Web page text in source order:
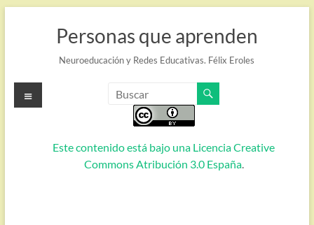
Personas que aprenden
Neuroeducación y Redes Educativas. Félix Eroles
Este contenido está bajo una Licencia Creative
Commons Atribución 3.0 España.
Menú